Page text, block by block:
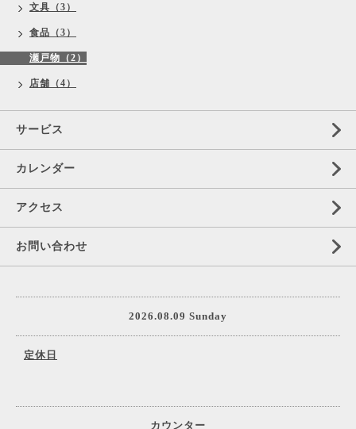
文具（3）
食品（3）
瀬戸物（2）
店舗（4）
サービス
カレンダー
アクセス
お問い合わせ
2026.08.09 Sunday
定休日
カウンター